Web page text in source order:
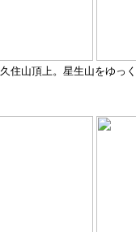
久住山頂上。星生山をゆっ